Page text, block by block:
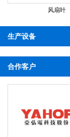
风扇叶
生产设备
合作客户